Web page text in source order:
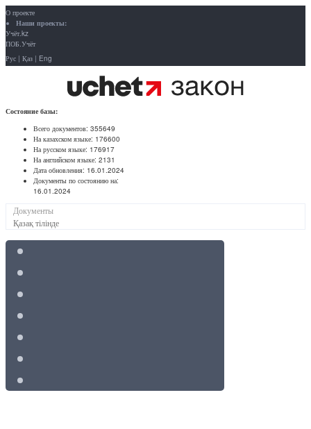
О проекте
Наши проекты:
Учёт.kz
ПОБ.Учёт
Рус | Қаз | Eng
Состояние базы:
Всего документов: 355649
На казахском языке: 176600
На русском языке: 176917
На английском языке: 2131
Дата обновления: 16.01.2024
Документы по состоянию на:
16.01.2024
Документы
Қазақ тілінде